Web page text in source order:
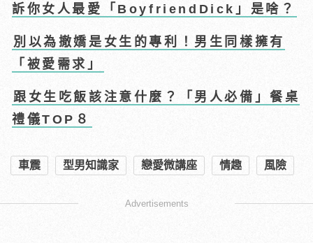
訴你女人最愛「BoyfriendDick」是啥？
別以為撤嬌是女生的專利！男生同樣擁有
「被愛需求」
跟女生吃飯該注意什麼？「男人必備」餐桌
禮儀TOP８
車震 型男知識家 戀愛微講座 情趣 風險
Advertisements